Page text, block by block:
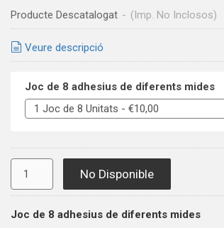
Producte Descatalogat - (Imp. No Inclosos)
Veure descripció
Joc de 8 adhesius de diferents mides
No Disponible
Joc de 8 adhesius de diferents mides